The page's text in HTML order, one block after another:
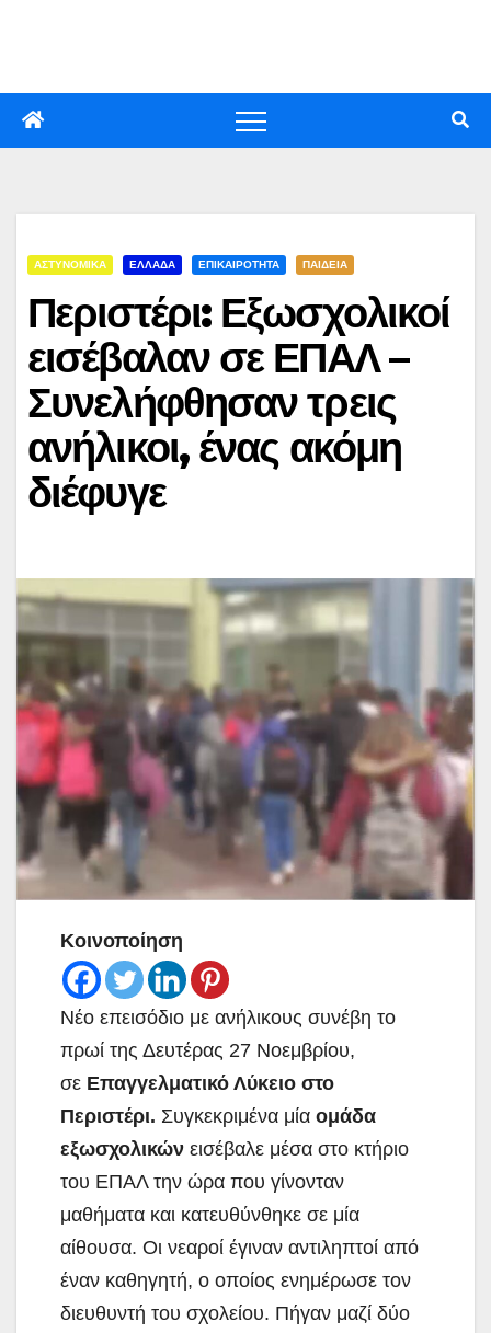
ΑΣΤΥΝΟΜΙΚΑ ΕΛΛΑΔΑ ΕΠΙΚΑΙΡΟΤΗΤΑ ΠΑΙΔΕΙΑ
Περιστέρι: Εξωσχολικοί
εισέβαλαν σε ΕΠΑΛ –
Συνελήφθησαν τρεις
ανήλικοι, ένας ακόμη
διέφυγε
Κοινοποίηση
Νέο επεισόδιο με ανήλικους συνέβη το
πρωί της Δευτέρας 27 Νοεμβρίου,
σε Επαγγελματικό Λύκειο στο
Περιστέρι. Συγκεκριμένα μία ομάδα
εξωσχολικών εισέβαλε μέσα στο κτήριο
του ΕΠΑΛ την ώρα που γίνονταν
μαθήματα και κατευθύνθηκε σε μία
αίθουσα. Οι νεαροί έγιναν αντιληπτοί από
έναν καθηγητή, ο οποίος ενημέρωσε τον
διευθυντή του σχολείου. Πήγαν μαζί δύο